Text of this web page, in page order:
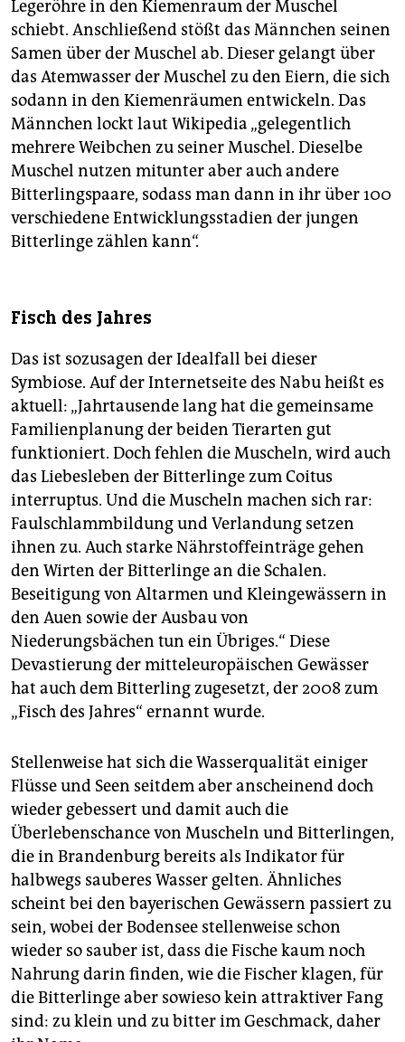
Legeröhre in den Kiemenraum der Muschel
schiebt. Anschließend stößt das Männchen seinen
Samen über der Muschel ab. Dieser gelangt über
das Atemwasser der Muschel zu den Eiern, die sich
sodann in den Kiemenräumen entwickeln. Das
Männchen lockt laut Wikipedia „gelegentlich
mehrere Weibchen zu seiner Muschel. Dieselbe
Muschel nutzen mitunter aber auch andere
Bitterlingspaare, sodass man dann in ihr über 100
verschiedene Entwicklungsstadien der jungen
Bitterlinge zählen kann“.
Fisch des Jahres
Das ist sozusagen der Idealfall bei dieser
Symbiose. Auf der Internetseite des Nabu heißt es
aktuell: „Jahrtausende lang hat die gemeinsame
Familienplanung der beiden Tierarten gut
funktioniert. Doch fehlen die Muscheln, wird auch
das Liebesleben der Bitterlinge zum Coitus
interruptus. Und die Muscheln machen sich rar:
Faulschlammbildung und Verlandung setzen
ihnen zu. Auch starke Nähr­stoff­einträge gehen
den Wirten der Bitterlinge an die Schalen.
Beseitigung von Altarmen und Kleingewässern in
den Auen sowie der Ausbau von
Niederungsbächen tun ein Übriges.“ Diese
Devastierung der mitteleuropäischen Gewässer
hat auch dem Bitterling zugesetzt, der 2008 zum
„Fisch des Jahres“ ernannt wurde.
Stellenweise hat sich die Wasserqualität einiger
Flüsse und Seen seitdem aber anscheinend doch
wieder gebessert und damit auch die
Überlebenschance von Muscheln und Bitterlingen,
die in Brandenburg bereits als Indikator für
halbwegs sauberes Wasser gelten. Ähnliches
scheint bei den bayerischen Gewässern passiert zu
sein, wobei der Bodensee stellenweise schon
wieder so sauber ist, dass die Fische kaum noch
Nahrung darin finden, wie die Fischer klagen, für
die Bitterlinge aber sowieso kein attraktiver Fang
sind: zu klein und zu bitter im Geschmack, daher